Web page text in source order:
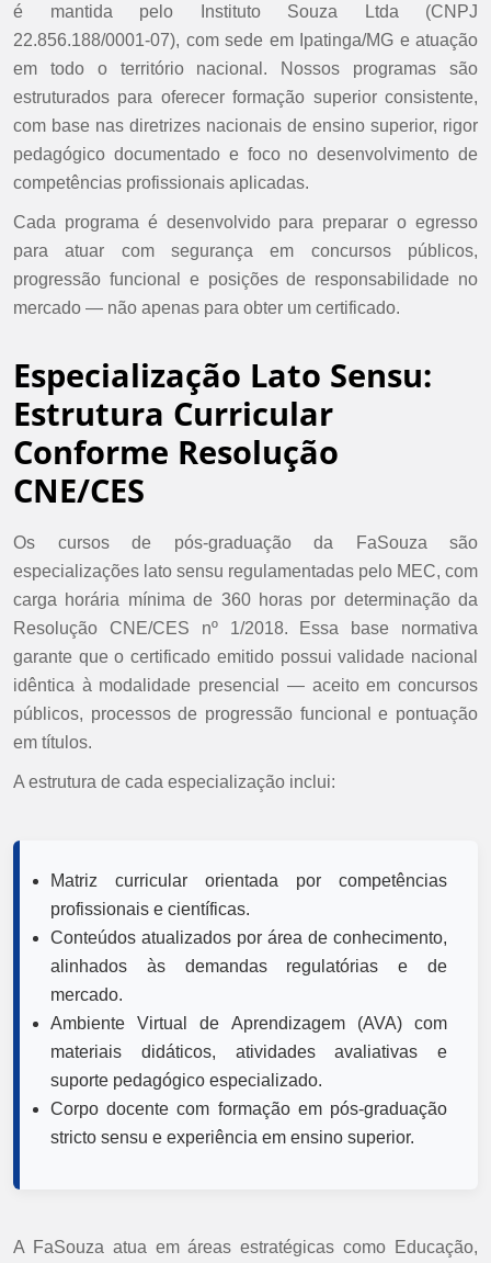
é mantida pelo Instituto Souza Ltda (CNPJ
22.856.188/0001-07), com sede em Ipatinga/MG e atuação
em todo o território nacional. Nossos programas são
estruturados para oferecer formação superior consistente,
com base nas diretrizes nacionais de ensino superior, rigor
pedagógico documentado e foco no desenvolvimento de
competências profissionais aplicadas.
Cada programa é desenvolvido para preparar o egresso
para atuar com segurança em concursos públicos,
progressão funcional e posições de responsabilidade no
mercado — não apenas para obter um certificado.
Especialização Lato Sensu:
Estrutura Curricular
Conforme Resolução
CNE/CES
Os cursos de pós-graduação da FaSouza são
especializações lato sensu regulamentadas pelo MEC, com
carga horária mínima de 360 horas por determinação da
Resolução CNE/CES nº 1/2018. Essa base normativa
garante que o certificado emitido possui validade nacional
idêntica à modalidade presencial — aceito em concursos
públicos, processos de progressão funcional e pontuação
em títulos.
A estrutura de cada especialização inclui:
Matriz curricular orientada por competências
profissionais e científicas.
Conteúdos atualizados por área de conhecimento,
alinhados às demandas regulatórias e de
mercado.
Ambiente Virtual de Aprendizagem (AVA) com
materiais didáticos, atividades avaliativas e
suporte pedagógico especializado.
Corpo docente com formação em pós-graduação
stricto sensu e experiência em ensino superior.
A FaSouza atua em áreas estratégicas como Educação,